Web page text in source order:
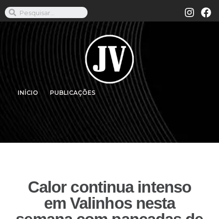
INÍCIO PUBLICAÇÕES
Calor continua intenso
em Valinhos nesta